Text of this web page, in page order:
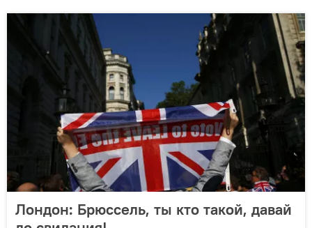
Лондон: Брюссель, ты кто такой, давай